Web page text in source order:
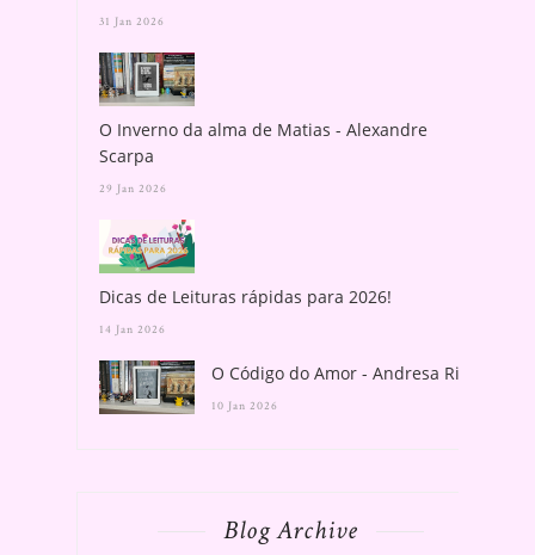
31 Jan 2026
O Inverno da alma de Matias - Alexandre
Scarpa
29 Jan 2026
Dicas de Leituras rápidas para 2026!
14 Jan 2026
O Código do Amor - Andresa Rios
10 Jan 2026
Blog Archive